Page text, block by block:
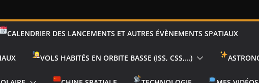
CALENDRIER DES LANCEMENTS ET AUTRES ÉVÈNEMENTS SPATIAUX
VOLS HABITÉS EN ORBITE BASSE (ISS, CSS,…)